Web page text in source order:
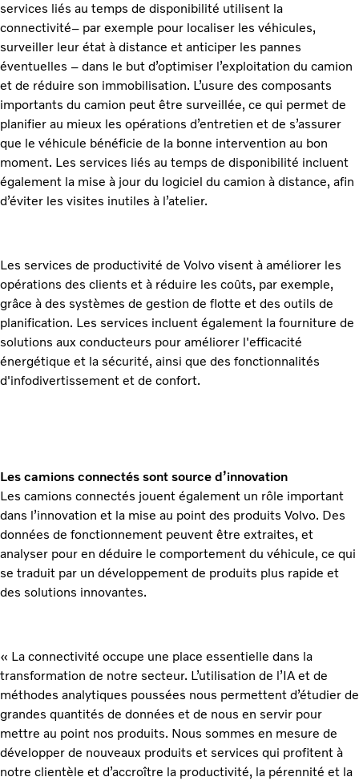
services liés au temps de disponibilité utilisent la
connectivité– par exemple pour localiser les véhicules,
surveiller leur état à distance et anticiper les pannes
éventuelles – dans le but d’optimiser l’exploitation du camion
et de réduire son immobilisation. L’usure des composants
importants du camion peut être surveillée, ce qui permet de
planifier au mieux les opérations d’entretien et de s’assurer
que le véhicule bénéficie de la bonne intervention au bon
moment. Les services liés au temps de disponibilité incluent
également la mise à jour du logiciel du camion à distance, afin
d’éviter les visites inutiles à l’atelier.
Les services de productivité de Volvo visent à améliorer les
opérations des clients et à réduire les coûts, par exemple,
grâce à des systèmes de gestion de flotte et des outils de
planification. Les services incluent également la fourniture de
solutions aux conducteurs pour améliorer l'efficacité
énergétique et la sécurité, ainsi que des fonctionnalités
d'infodivertissement et de confort.
Les camions connectés sont source d’innovation
Les camions connectés jouent également un rôle important
dans l’innovation et la mise au point des produits Volvo. Des
données de fonctionnement peuvent être extraites, et
analyser pour en déduire le comportement du véhicule, ce qui
se traduit par un développement de produits plus rapide et
des solutions innovantes.
« La connectivité occupe une place essentielle dans la
transformation de notre secteur. L’utilisation de l’IA et de
méthodes analytiques poussées nous permettent d’étudier de
grandes quantités de données et de nous en servir pour
mettre au point nos produits. Nous sommes en mesure de
développer de nouveaux produits et services qui profitent à
notre clientèle et d’accroître la productivité, la pérennité et la